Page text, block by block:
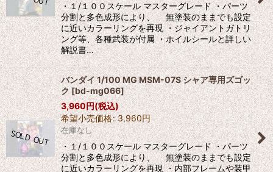
・１/１００スケール マスターグレード ・パーツ
分割と多色成形により、 無塗装のままでも設定
に近いカラーリングを再現 ・ジャイアントガトリ
ング等、各種武装が付属 ・ホイルシールと詳しい
解説書…
バンダイ 1/100 MG MSM-07S シャア専用ズゴッ
ク[bd-mg066]
3,960円(税込)
希望小売価格: 3,960円
在庫なし
・１/１００スケール マスターグレード ・パーツ
分割と多色成形により、 無塗装のままでも設定
に近いカラーリングを再現 ・内部フレームや装甲